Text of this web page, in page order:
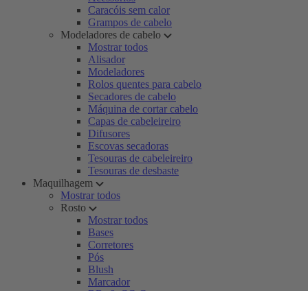
Caracóis sem calor
Grampos de cabelo
Modeladores de cabelo
Mostrar todos
Alisador
Modeladores
Rolos quentes para cabelo
Secadores de cabelo
Máquina de cortar cabelo
Capas de cabeleireiro
Difusores
Escovas secadoras
Tesouras de cabeleireiro
Tesouras de desbaste
Maquilhagem
Mostrar todos
Rosto
Mostrar todos
Bases
Corretores
Pós
Blush
Marcador